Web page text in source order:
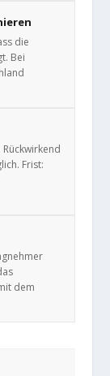
die
Bei
Frist:
dem